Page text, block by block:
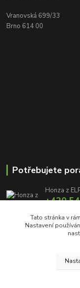
Vranovská 699/33
Brno 614 00
Potřebujete
Honza z
+420
info@elproprofi.cz
Tato stránka v
Nastavení